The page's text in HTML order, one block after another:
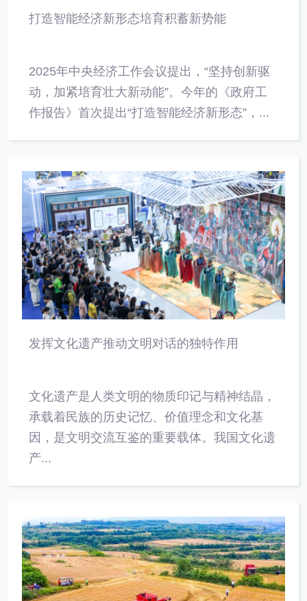
打造智能经济新形态培育积蓄新势能
2025年中央经济工作会议提出，“坚持创新驱
动，加紧培育壮大新动能”。今年的《政府工
作报告》首次提出“打造智能经济新形态”，...
发挥文化遗产推动文明对话的独特作用
文化遗产是人类文明的物质印记与精神结晶，
承载着民族的历史记忆、价值理念和文化基
因，是文明交流互鉴的重要载体。我国文化遗
产...